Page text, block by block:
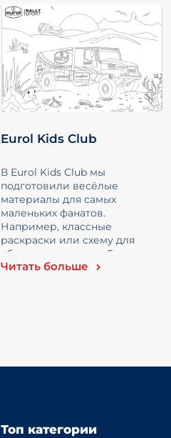
Eurol Kids Club
В Eurol Kids Club мы
подготовили весёлые
материалы для самых
маленьких фанатов.
Например, классные
раскраски или схему для
сборки настоящего Грузовик
для Дакара.
Читать больше
Топ категории